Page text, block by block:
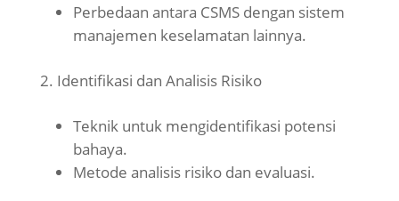
Perbedaan antara CSMS dengan sistem
manajemen keselamatan lainnya.
Identifikasi dan Analisis Risiko
Teknik untuk mengidentifikasi potensi
bahaya.
Metode analisis risiko dan evaluasi.